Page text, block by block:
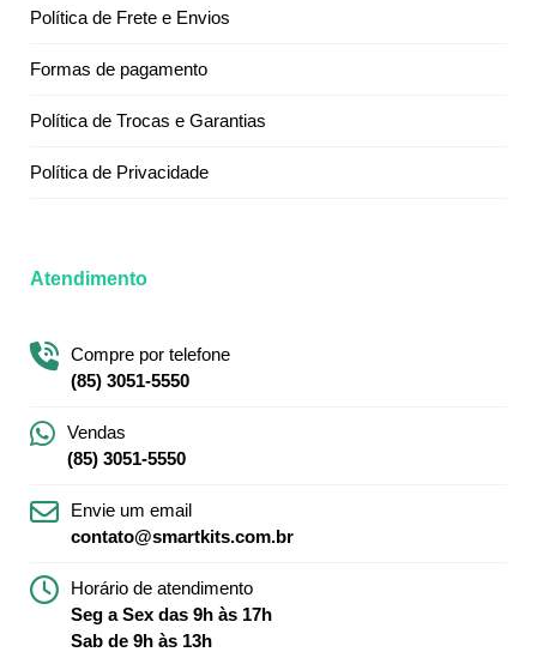
Política de Frete e Envios
Formas de pagamento
Política de Trocas e Garantias
Política de Privacidade
Atendimento
Compre por telefone
(85) 3051-5550
Vendas
(85) 3051-5550
Envie um email
contato@smartkits.com.br
Horário de atendimento
Seg a Sex das 9h às 17h
Sab de 9h às 13h